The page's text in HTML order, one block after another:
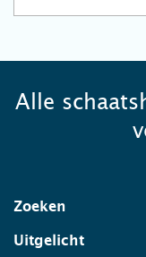
Alle
Zoeken
Uitgelicht